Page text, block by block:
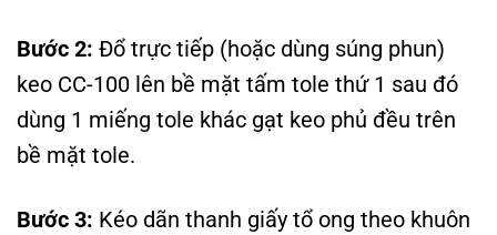
Bước 2: Đổ trực tiếp (hoặc dùng súng phun)
keo CC-100 lên bề mặt tấm tole thứ 1 sau đó
dùng 1 miếng tole khác gạt keo phủ đều trên
bề mặt tole.
Bước 3: Kéo dãn thanh giấy tổ ong theo khuôn